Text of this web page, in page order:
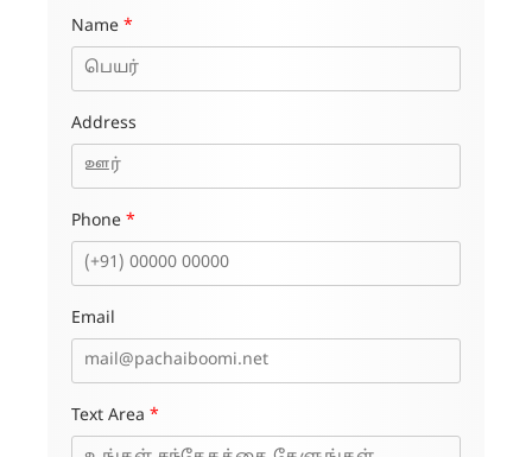
Name *
Address
Phone *
Email
Text Area *